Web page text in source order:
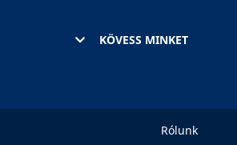
KÖVESS MINKET
Rólunk